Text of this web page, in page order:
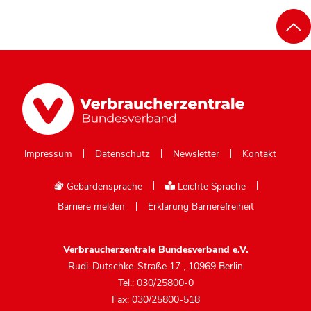
Impressum Datenschutz Newsletter Kontakt
Gebärdensprache
Leichte Sprache
Barriere melden
Erklärung Barrierefreiheit
Verbraucherzentrale Bundesverband e.V.
Rudi-Dutschke-Straße 17 , 10969 Berlin
Tel.: 030/25800-0
Fax: 030/25800-518